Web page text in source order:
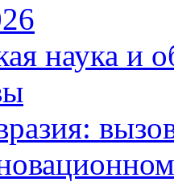
наука и